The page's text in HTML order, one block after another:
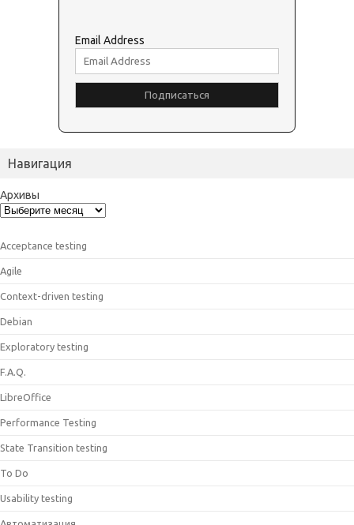
Email Address
Навигация
Архивы
Acceptance testing
Agile
Context-driven testing
Debian
Exploratory testing
F.A.Q.
LibreOffice
Performance Testing
State Transition testing
To Do
Usability testing